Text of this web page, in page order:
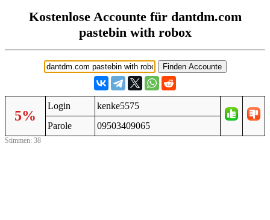
Kostenlose Accounte für dantdm.com
pastebin with robox
5%
Login
kenke5575
Parole
09503409065
Stimmen: 38